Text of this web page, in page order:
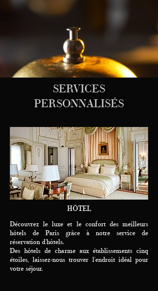
SERVICES
PERSONNALISÉS
HÔTEL
Découvrez le luxe et le confort des meilleurs
hôtels de Paris grâce à notre service de
réservation d'hôtels.
Des hôtels de charme aux établissements cinq
étoiles, laissez-nous trouver l'endroit idéal pour
votre séjour.